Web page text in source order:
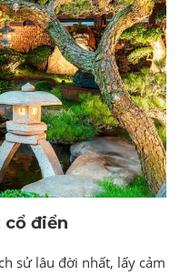
điển
sử lâu đời nhất, lấy cảm